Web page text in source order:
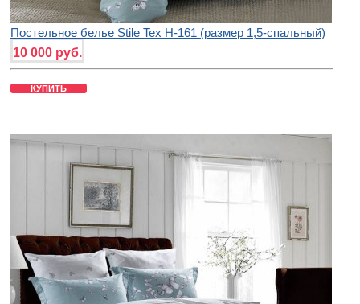
Постельное белье Stile Tex H-161 (размер 1,5-спальный)
10 000 руб.
КУПИТЬ